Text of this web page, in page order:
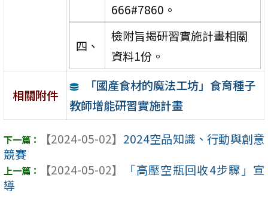
666#7860。
四、
檢附旨揭研習實施計畫相關
資料1份。
相關附件
「國產食材的魔法工坊」食育種子
教師增能研習實施計畫
【2024-05-02】 2024空品知識、行動與創意
競賽
【2024-05-02】
「高壓空瓶回收4步驟」宣
導